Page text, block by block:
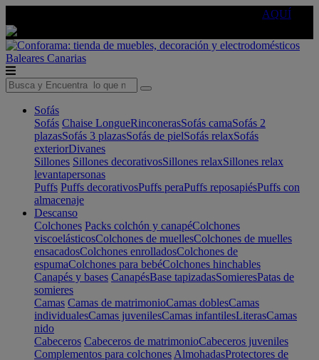
AQUÍ
Baleares Canarias
Sofás
Sofás Chaise LongueRinconerasSofás camaSofás 2
plazasSofás 3 plazasSofás de pielSofás relaxSofás
exteriorDivanes
Sillones Sillones decorativosSillones relaxSillones relax
levantapersonas
Puffs Puffs decorativosPuffs peraPuffs reposapiésPuffs con
almacenaje
Descanso
Colchones Packs colchón y canapéColchones
viscoelásticosColchones de muellesColchones de muelles
ensacadosColchones enrolladosColchones de
espumaColchones para bebéColchones hinchables
Canapés y bases CanapésBase tapizadasSomieresPatas de
somieres
Camas Camas de matrimonioCamas doblesCamas
individualesCamas juvenilesCamas infantilesLiterasCamas
nido
Cabeceros Cabeceros de matrimonioCabeceros juveniles
Complementos para colchones AlmohadasProtectores de